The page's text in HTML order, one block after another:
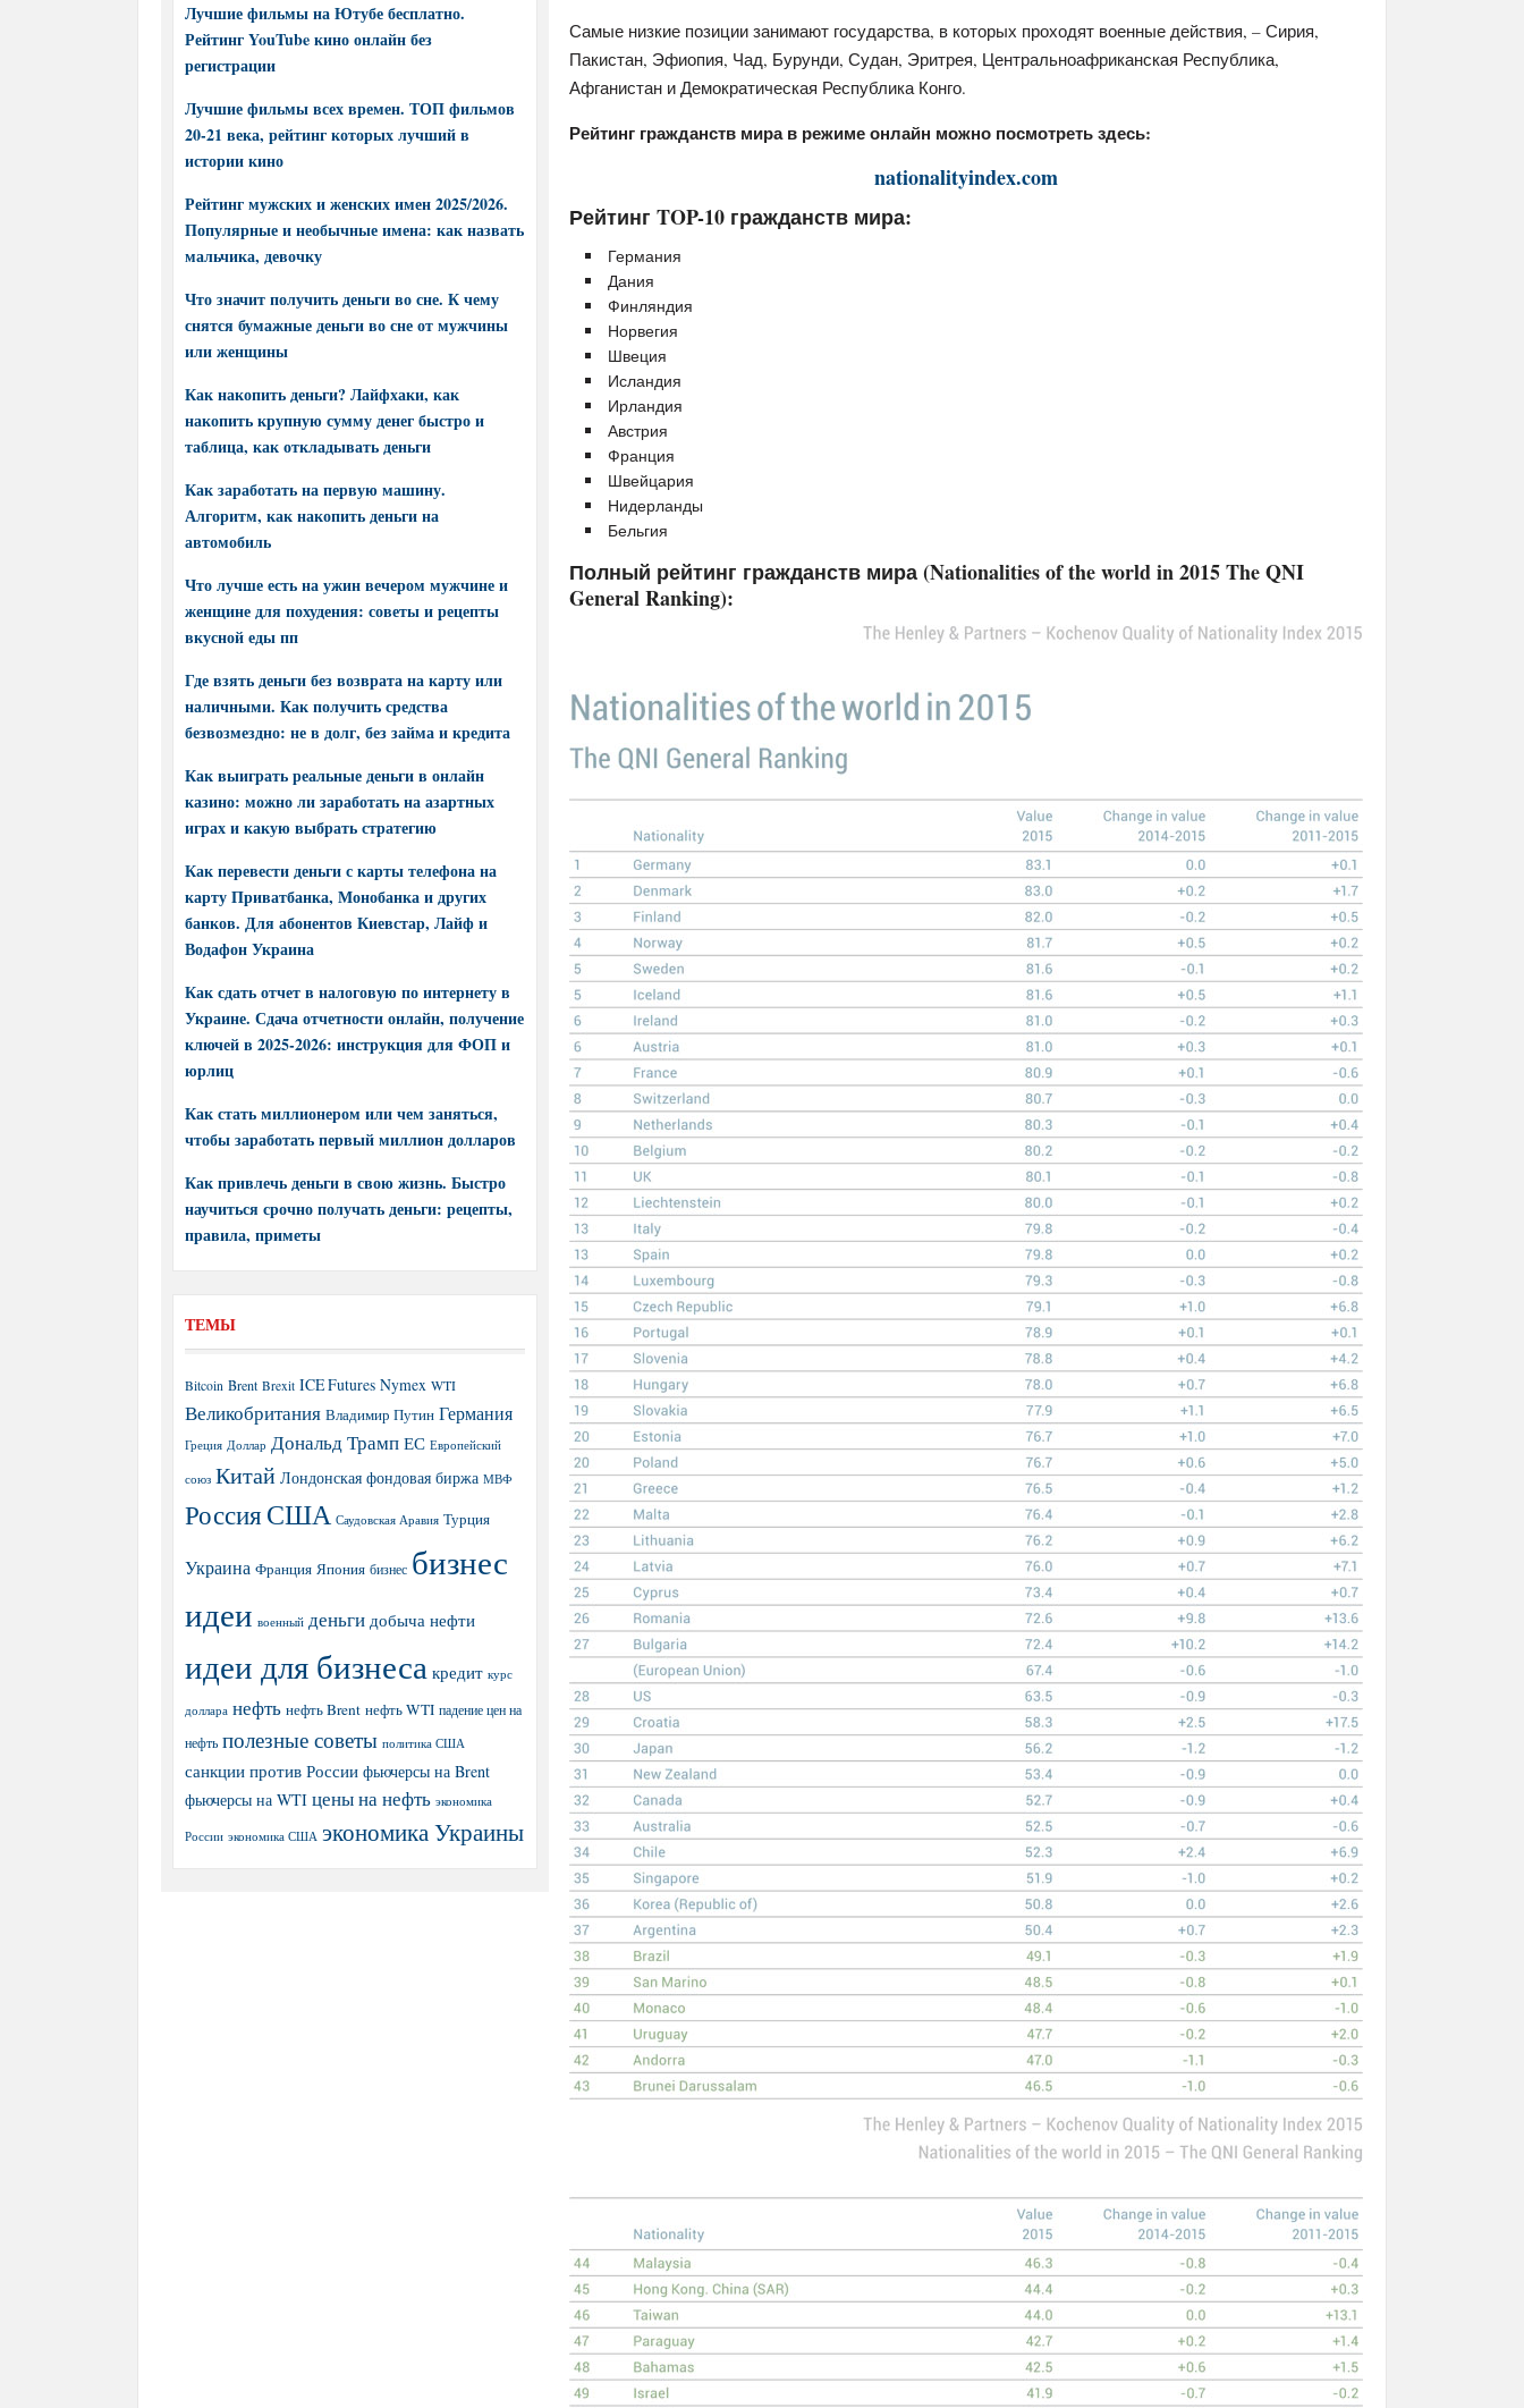
Самые низкие позиции занимают государства, в которых проходят военные действия, – Сирия,
Пакистан, Эфиопия, Чад, Бурунди, Судан, Эритрея, Центральноафриканская Республика,
Афганистан и Демократическая Республика Конго.
Рейтинг гражданств мира в режиме онлайн можно посмотреть здесь:
nationalityindex.com
Рейтинг TOP-10 гражданств мира:
Германия
Дания
Финляндия
Норвегия
Швеция
Исландия
Ирландия
Австрия
Франция
Швейцария
Нидерланды
Бельгия
Полный рейтинг гражданств мира (Nationalities of the world in 2015 The QNI
General Ranking):
Лучшие фильмы на Ютубе бесплатно.
Рейтинг YouTube кино онлайн без
регистрации
Лучшие фильмы всех времен. ТОП фильмов
20-21 века, рейтинг которых лучший в
истории кино
Рейтинг мужских и женских имен 2025/2026.
Популярные и необычные имена: как назвать
мальчика, девочку
Что значит получить деньги во сне. К чему
снятся бумажные деньги во сне от мужчины
или женщины
Как накопить деньги? Лайфхаки, как
накопить крупную сумму денег быстро и
таблица, как откладывать деньги
Как заработать на первую машину.
Алгоритм, как накопить деньги на
автомобиль
Что лучше есть на ужин вечером мужчине и
женщине для похудения: советы и рецепты
вкусной еды пп
Где взять деньги без возврата на карту или
наличными. Как получить средства
безвозмездно: не в долг, без займа и кредита
Как выиграть реальные деньги в онлайн
казино: можно ли заработать на азартных
играх и какую выбрать стратегию
Как перевести деньги с карты телефона на
карту Приватбанка, Монобанка и других
банков. Для абонентов Киевстар, Лайф и
Водафон Украина
Как сдать отчет в налоговую по интернету в
Украине. Сдача отчетности онлайн, получение
ключей в 2025-2026: инструкция для ФОП и
юрлиц
Как стать миллионером или чем заняться,
чтобы заработать первый миллион долларов
Как привлечь деньги в свою жизнь. Быстро
научиться срочно получать деньги: рецепты,
правила, приметы
ТЕМЫ
Bitcoin Brent Brexit ICE Futures Nymex WTI
Великобритания Владимир Путин Германия
Греция Доллар Дональд Трамп ЕС Европейский
союз Китай Лондонская фондовая биржа МВФ
РоссияСША Саудовская Аравия Турция
Украина Франция Япония бизнес бизнес
идеи военный деньги добыча нефти
идеи для бизнеса кредит курс
доллара нефть нефть Brent нефть WTI падение цен на
нефть полезные советы политика США
санкции против России фьючерсы на Brent
фьючерсы на WTI цены на нефть экономика
России экономика США экономика Украины